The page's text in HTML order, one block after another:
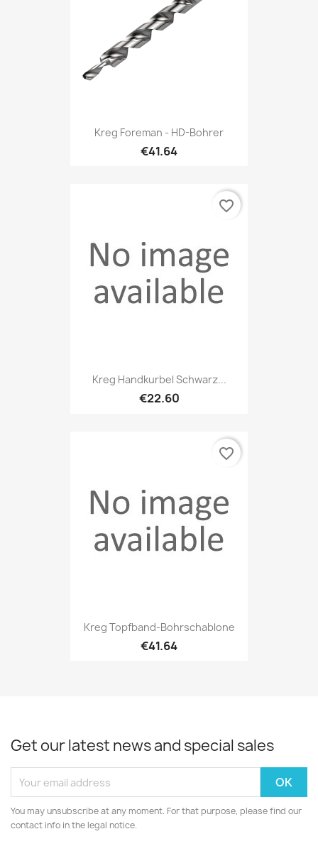
Kreg Foreman - HD-Bohrer
€41.64
Kreg Handkurbel Schwarz...
€22.60
favorite_border
Kreg Topfband-Bohrschablone
€41.64
favorite_border
Get our latest news and special sales
You may unsubscribe at any moment. For that purpose, please find our
contact info in the legal notice.